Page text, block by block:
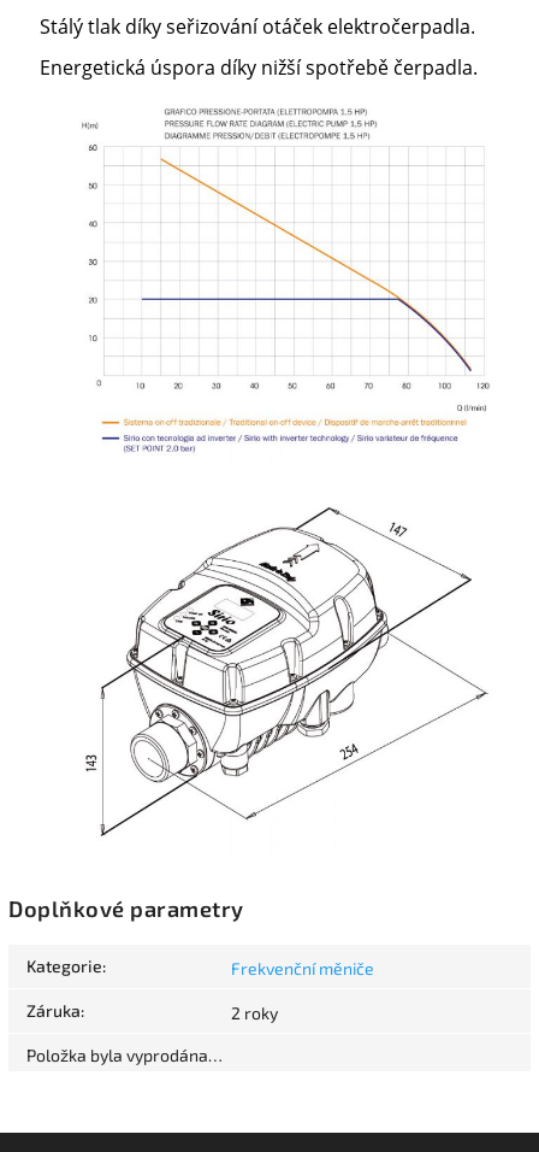
Stálý tlak díky seřizování otáček elektročerpadla.
Energetická úspora díky nižší spotřebě čerpadla.
Doplňkové parametry
Kategorie: Frekvenční měniče
Záruka: 2 roky
Položka byla vyprodána…